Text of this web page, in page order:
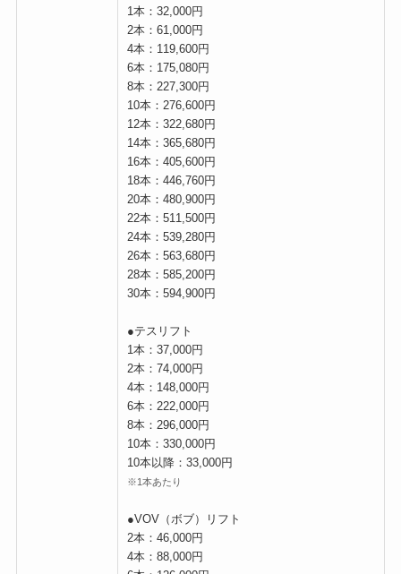
1本：32,000円
2本：61,000円
4本：119,600円
6本：175,080円
8本：227,300円
10本：276,600円
12本：322,680円
14本：365,680円
16本：405,600円
18本：446,760円
20本：480,900円
22本：511,500円
24本：539,280円
26本：563,680円
28本：585,200円
30本：594,900円
●テスリフト
1本：37,000円
2本：74,000円
4本：148,000円
6本：222,000円
8本：296,000円
10本：330,000円
10本以降：33,000円
※1本あたり
●VOV（ボブ）リフト
2本：46,000円
4本：88,000円